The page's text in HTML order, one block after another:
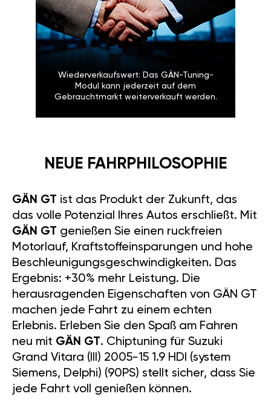
Wiederverkaufswert: Das GÄN-Tuning-
Modul kann jederzeit auf dem
Gebrauchtmarkt weiterverkauft werden.
NEUE FAHRPHILOSOPHIE
GÄN GT ist das Produkt der Zukunft, das
das volle Potenzial Ihres Autos erschließt. Mit
GÄN GT genießen Sie einen ruckfreien
Motorlauf, Kraftstoffeinsparungen und hohe
Beschleunigungsgeschwindigkeiten. Das
Ergebnis: +30% mehr Leistung. Die
herausragenden Eigenschaften von GÄN GT
machen jede Fahrt zu einem echten
Erlebnis. Erleben Sie den Spaß am Fahren
neu mit GÄN GT. Chiptuning für Suzuki
Grand Vitara (III) 2005-15 1.9 HDI (system
Siemens, Delphi) (90PS) stellt sicher, dass Sie
jede Fahrt voll genießen können.